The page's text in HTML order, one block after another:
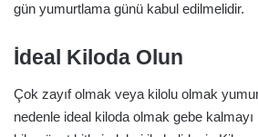
gün yumurtlama günü kabul edilmelidir.
İdeal Kiloda Olun
Çok zayıf olmak veya kilolu olmak
nedenle ideal kiloda olmak gebe kalmayı